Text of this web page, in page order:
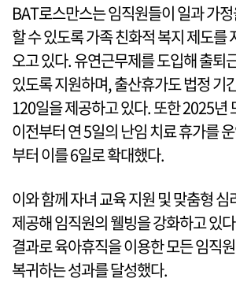
BAT로스만스는 임직원들이 일과 가
할 수 있도록 가족 친화적 복지 제도를
오고 있다. 유연근무제를 도입해 출퇴
있도록 지원하며, 출산휴가도 법정 기
120일을 제공하고 있다. 또한 2025년
이전부터 연 5일의 난임 치료 휴가를
부터 이를 6일로 확대했다.
이와 함께 자녀 교육 지원 및 맞춤형
제공해 임직원의 웰빙을 강화하고 있
결과로 육아휴직을 이용한 모든 임직
복귀하는 성과를 달성했다.